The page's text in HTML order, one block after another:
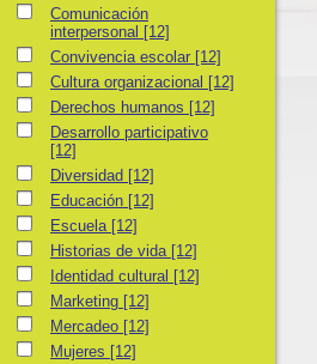
Comunicación interpersonal
Comunicación
interpersonal [12]
Convivencia escolar
Convivencia escolar [12]
Cultura organizacional
Cultura organizacional [12]
Derechos humanos
Derechos humanos [12]
Desarrollo participativo
Desarrollo participativo
[12]
DiversidadDiversidad [12]
EducaciónEducación [12]
EscuelaEscuela [12]
Historias de vida
Historias de vida [12]
Identidad cultural
Identidad cultural [12]
MarketingMarketing [12]
MercadeoMercadeo [12]
MujeresMujeres [12]